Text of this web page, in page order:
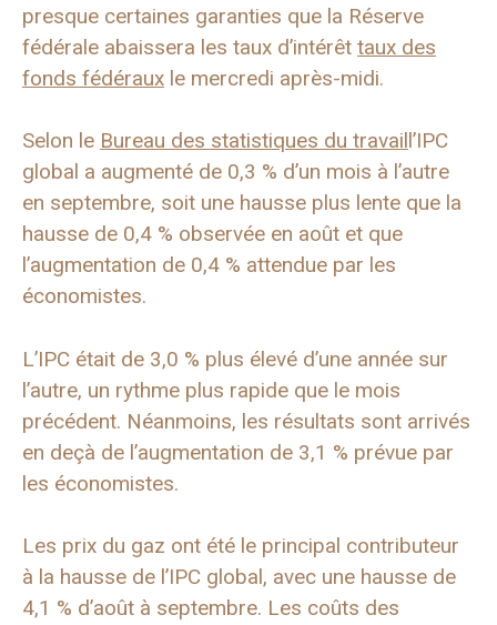
presque certaines garanties que la Réserve
fédérale abaissera les taux d’intérêt taux des
fonds fédéraux le mercredi après-midi.
Selon le Bureau des statistiques du travaill’IPC
global a augmenté de 0,3 % d’un mois à l’autre
en septembre, soit une hausse plus lente que la
hausse de 0,4 % observée en août et que
l’augmentation de 0,4 % attendue par les
économistes.
L’IPC était de 3,0 % plus élevé d’une année sur
l’autre, un rythme plus rapide que le mois
précédent. Néanmoins, les résultats sont arrivés
en deçà de l’augmentation de 3,1 % prévue par
les économistes.
Les prix du gaz ont été le principal contributeur
à la hausse de l’IPC global, avec une hausse de
4,1 % d’août à septembre. Les coûts des